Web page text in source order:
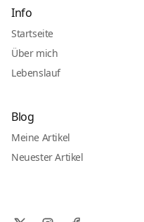
Info
Startseite
Über mich
Lebenslauf
Blog
Meine Artikel
Neuester Artikel